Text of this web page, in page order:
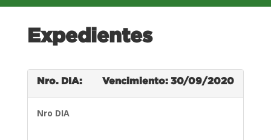
Expedientes
Nro. DIA: Vencimiento: 30/09/2020
Nro DIA